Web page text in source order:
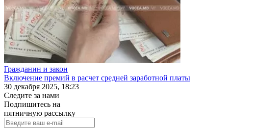
Гражданин и закон
Включение премий в расчет средней заработной платы
30 декабря 2025, 18:23
Следите за нами
Подпишитесь на
пятничную рассылку